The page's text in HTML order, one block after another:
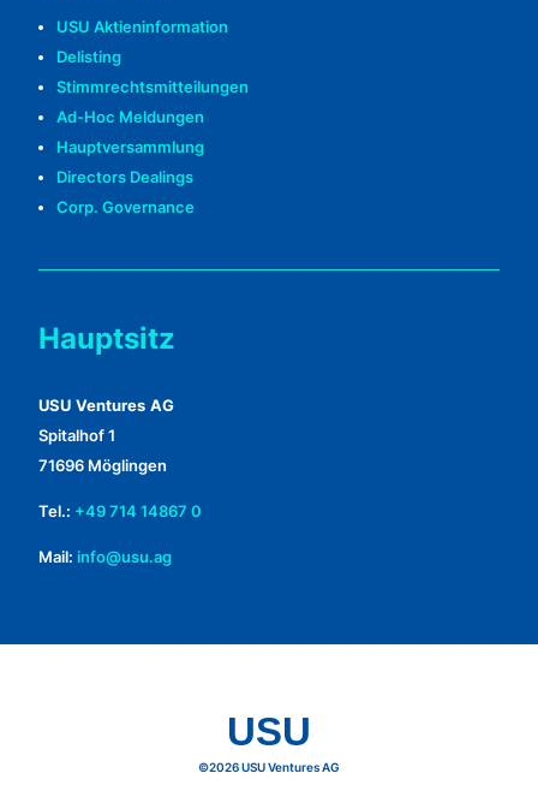
USU Aktieninformation
Delisting
Stimmrechtsmitteilungen
Ad-Hoc Meldungen
Hauptversammlung
Directors Dealings
Corp. Governance
Hauptsitz
USU Ventures AG
Spitalhof 1
71696 Möglingen
Tel.: +49 714 14867 0
Mail: info@usu.ag
USU
©2026 USU Ventures AG